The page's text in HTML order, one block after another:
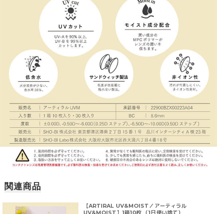
関連商品
【ARTIRAL UV&MOIST／アーティラル